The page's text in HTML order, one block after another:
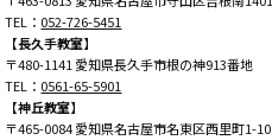
TEL： 052-726-5451
【長久手教室】
〒480-1141 愛知県長久手市根の神913番地
TEL： 0561-65-5901
【神丘教室】
〒465-0084 愛知県名古屋市名東区西里町1-10